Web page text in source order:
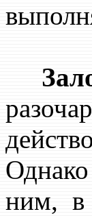
ним, в